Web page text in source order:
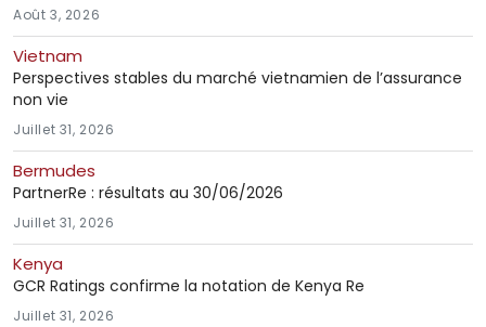
Août 3, 2026
Vietnam
Perspectives stables du marché vietnamien de l’assurance
non vie
Juillet 31, 2026
Bermudes
PartnerRe : résultats au 30/06/2026
Juillet 31, 2026
Kenya
GCR Ratings confirme la notation de Kenya Re
Juillet 31, 2026